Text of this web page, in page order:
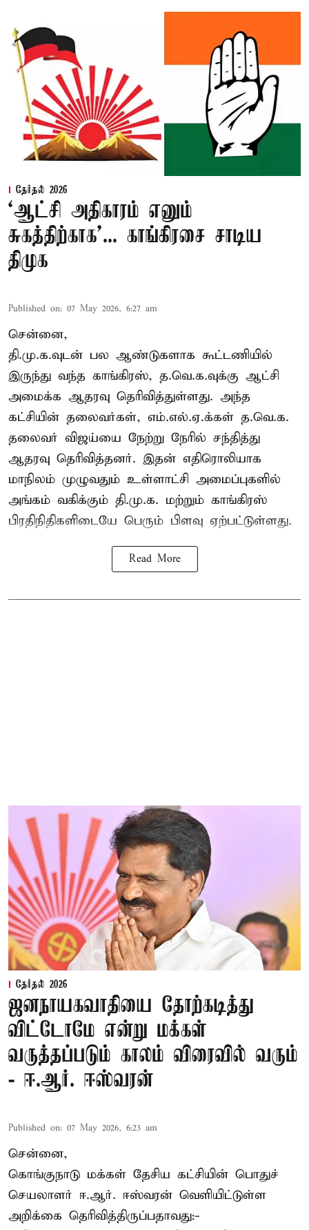
தேர்தல் 2026
‘ஆட்சி அதிகாரம் எனும்
சுகத்திற்காக’... காங்கிரசை சாடிய
திமுக
Published on: 07 May 2026, 6:27 am
சென்னை,
தி.மு.க.வுடன் பல ஆண்டுகளாக கூட்டணியில்
இருந்து வந்த காங்கிரஸ், த.வெ.க.வுக்கு ஆட்சி
அமைக்க ஆதரவு தெரிவித்துள்ளது. அந்த
கட்சியின் தலைவர்கள், எம்.எல்.ஏ.க்கள் த.வெ.க.
தலைவர் விஜய்யை நேற்று நேரில் சந்தித்து
ஆதரவு தெரிவித்தனர். இதன் எதிரொலியாக
மாநிலம் முழுவதும் உள்ளாட்சி அமைப்புகளில்
அங்கம் வகிக்கும் தி.மு.க. மற்றும் காங்கிரஸ்
பிரதிநிதிகளிடையே பெரும் பிளவு ஏற்பட்டுள்ளது.
Read More
தேர்தல் 2026
ஜனநாயகவாதியை தோற்கடித்து
விட்டோமே என்று மக்கள்
வருத்தப்படும் காலம் விரைவில் வரும்
- ஈ.ஆர். ஈஸ்வரன்
Published on: 07 May 2026, 6:23 am
சென்னை,
கொங்குநாடு மக்கள் தேசிய கட்சியின் பொதுச்
செயலாளர் ஈ.ஆர். ஈஸ்வரன் வெளியிட்டுள்ள
அறிக்கை தெரிவித்திருப்பதாவது:-